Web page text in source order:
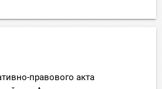
правового акта